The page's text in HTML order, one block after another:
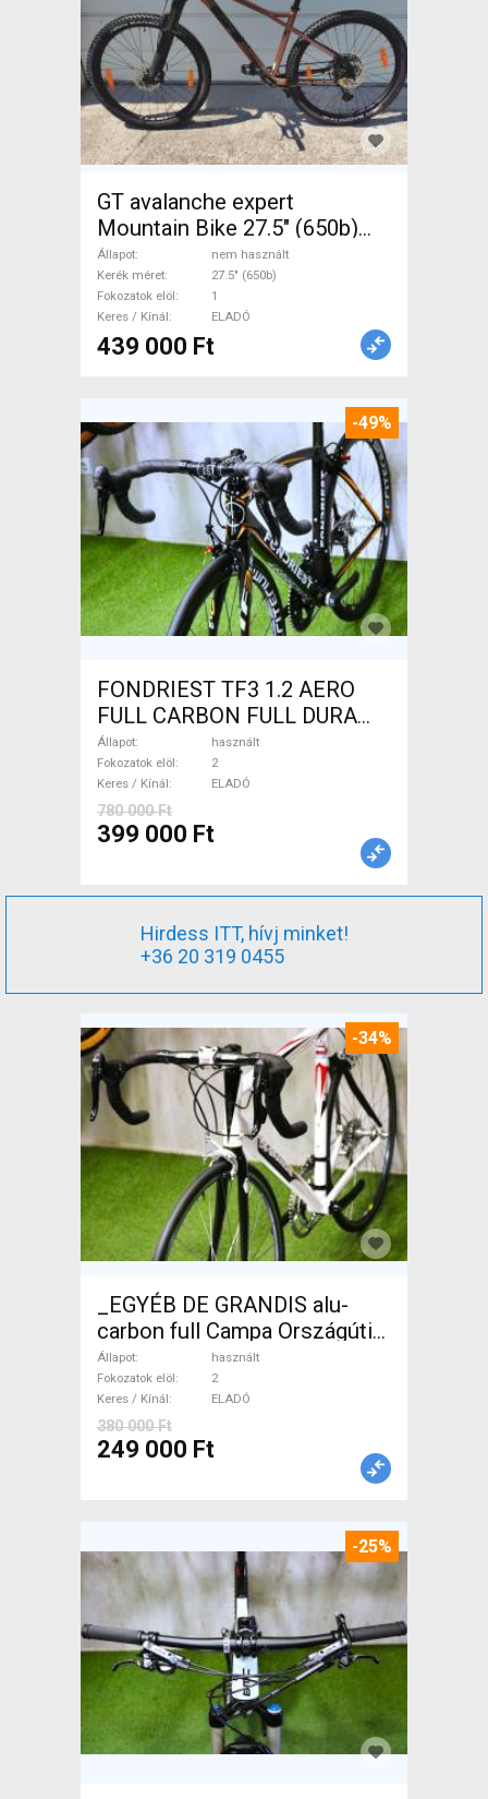
GT avalanche expert
Mountain Bike 27.5" (650b)
elöl teleszkópos nem
használt ELADÓ
Állapot
nem használt
Kerék méret
27.5" (650b)
Fokozatok elöl
1
Keres / Kínál
ELADÓ
439 000 Ft
-49%
FONDRIEST TF3 1.2 AERO
FULL CARBON FULL DURA
ACE Országúti patkófék
használt ELADÓ
Állapot
használt
Fokozatok elöl
2
Keres / Kínál
ELADÓ
780 000 Ft
399 000 Ft
Hirdess ITT, hívj minket!
+36 20 319 0455
-34%
_EGYÉB DE GRANDIS alu-
carbon full Campa Országúti
használt ELADÓ
Állapot
használt
Fokozatok elöl
2
Keres / Kínál
ELADÓ
380 000 Ft
249 000 Ft
-25%